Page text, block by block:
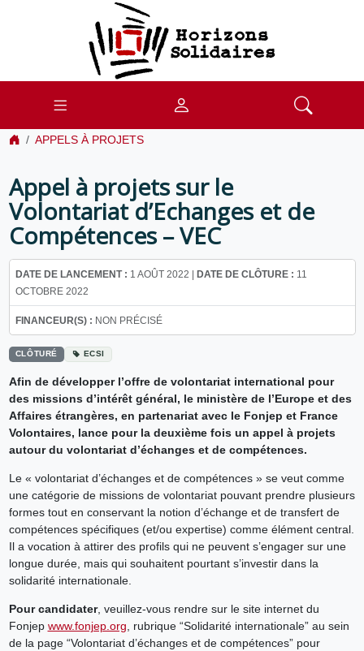
APPELS À PROJETS
Appel à projets sur le
Volontariat d’Echanges et de
Compétences – VEC
DATE DE LANCEMENT : 1 AOÛT 2022 | DATE DE CLÔTURE : 11
OCTOBRE 2022
FINANCEUR(S) : NON PRÉCISÉ
CLÔTURÉ ECSI
Afin de développer l’offre de volontariat international pour
des missions d’intérêt général, le ministère de l’Europe et des
Affaires étrangères, en partenariat avec le Fonjep et France
Volontaires, lance pour la deuxième fois un appel à projets
autour du volontariat d’échanges et de compétences.
Le « volontariat d’échanges et de compétences » se veut comme
une catégorie de missions de volontariat pouvant prendre plusieurs
formes tout en conservant la notion d’échange et de transfert de
compétences spécifiques (et/ou expertise) comme élément central.
Il a vocation à attirer des profils qui ne peuvent s’engager sur une
longue durée, mais qui souhaitent pourtant s’investir dans la
solidarité internationale.
Pour candidater, veuillez-vous rendre sur le site internet du
Fonjep www.fonjep.org, rubrique “Solidarité internationale” au sein
de la page “Volontariat d’échanges et de compétences” pour